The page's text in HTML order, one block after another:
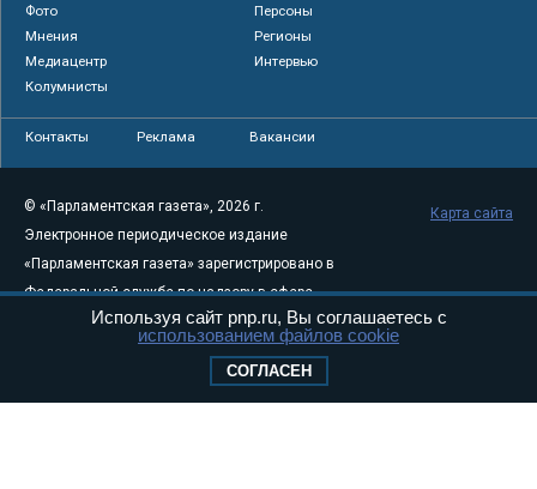
Фото
Персоны
Мнения
Регионы
Медиацентр
Интервью
Колумнисты
Контакты Реклама Вакансии
© «Парламентская газета», 2026 г.
Электронное периодическое издание
«Парламентская газета» зарегистрировано в
Федеральной службе по надзору в сфере
связи, информационных технологий и
массовых коммуникаций (Роскомнадзор) 05
Свидетельство о регистрации Эл № ФС77-
Карта сайта
Используя сайт pnp.ru, Вы соглашаетесь с
использованием файлов cookie
СОГЛАСЕН